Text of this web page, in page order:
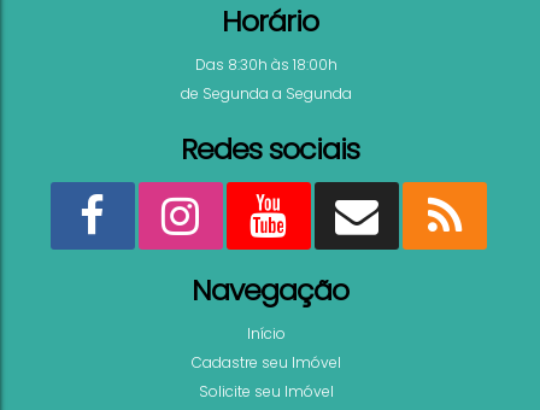
Horário
Das 8:30h às 18:00h
de Segunda a Segunda
Redes sociais
Navegação
Início
Cadastre seu Imóvel
Solicite seu Imóvel